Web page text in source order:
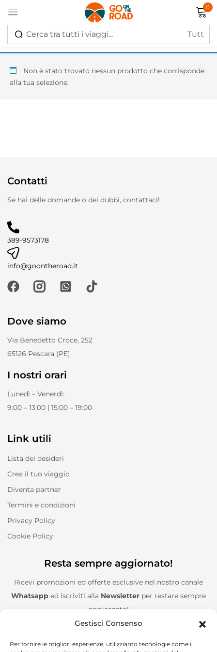
Gestisci Consenso
Per fornire le migliori esperienze, utilizziamo tecnologie come i
0
Non è stato trovato nessun prodotto che corrisponde
alla tua selezione.
Contatti
Se hai delle domande o dei dubbi, contattaci!
389-9573178
info@goontheroad.it
Dove siamo
Via Benedetto Croce, 252
65126 Pescara (PE)
I nostri orari
Lunedì – Venerdì:
9:00 – 13:00 | 15:00 – 19:00
Link utili
Lista dei desideri
Crea il tuo viaggio
Diventa partner
Termini e condizioni
Privacy Policy
Cookie Policy
Resta sempre aggiornato!
Ricevi promozioni ed offerte esclusive nel nostro canale
Whatsapp ed iscriviti alla Newsletter per restare sempre
aggiornato!
Accedi